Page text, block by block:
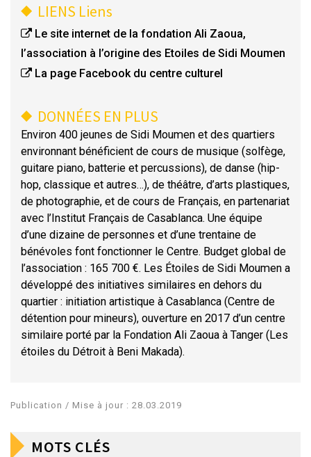
LIENS Liens
Le site internet de la fondation Ali Zaoua,
l’association à l’origine des Etoiles de Sidi Moumen
La page Facebook du centre culturel
DONNÉES EN PLUS
Environ 400 jeunes de Sidi Moumen et des quartiers
environnant bénéficient de cours de musique (solfège,
guitare piano, batterie et percussions), de danse (hip-
hop, classique et autres…), de théâtre, d’arts plastiques,
de photographie, et de cours de Français, en partenariat
avec l’Institut Français de Casablanca. Une équipe
d’une dizaine de personnes et d’une trentaine de
bénévoles font fonctionner le Centre. Budget global de
l’association : 165 700 €. Les Étoiles de Sidi Moumen a
développé des initiatives similaires en dehors du
quartier : initiation artistique à Casablanca (Centre de
détention pour mineurs), ouverture en 2017 d’un centre
similaire porté par la Fondation Ali Zaoua à Tanger (Les
étoiles du Détroit à Beni Makada).
Publication / Mise à jour : 28.03.2019
MOTS CLÉS